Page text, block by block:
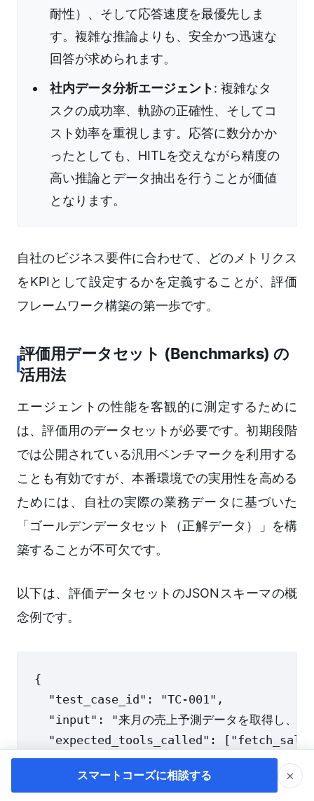
耐性）、そして応答速度を最優先しま
す。複雑な推論よりも、安全かつ迅速な
回答が求められます。
社内データ分析エージェント: 複雑なタ
スクの成功率、軌跡の正確性、そしてコ
スト効率を重視します。応答に数分かか
ったとしても、HITLを交えながら精度の
高い推論とデータ抽出を行うことが価値
となります。
自社のビジネス要件に合わせて、どのメトリクス
をKPIとして設定するかを定義することが、評価
フレームワーク構築の第一歩です。
評価用データセット (Benchmarks) の
活用法
エージェントの性能を客観的に測定するために
は、評価用のデータセットが必要です。初期段階
では公開されている汎用ベンチマークを利用する
ことも有効ですが、本番環境での実用性を高める
ためには、自社の実際の業務データに基づいた
「ゴールデンデータセット（正解データ）」を構
築することが不可欠です。
以下は、評価データセットのJSONスキーマの概
念例です。
{
  "test_case_id": "TC-001",
"input": "来月の売上予測データを取得し、サ
"expected_tools_called":
"forbidden_tools":
"evaluation_criteria": "指定された期間の
スマートコーズに相談する ×